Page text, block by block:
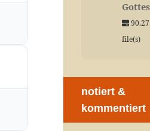
file(s)
notiert &
kommentiert